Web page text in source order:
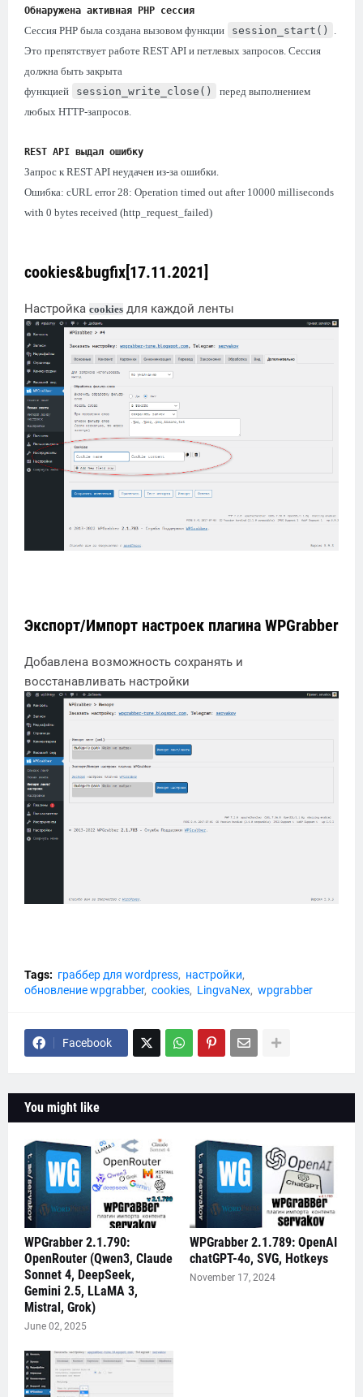
Обнаружена активная PHP сессия
Сессия PHP была создана вызовом функции session_start()
.
Это препятствует работе REST API и петлевых запросов. Сессия
должна быть закрыта
функцией
session_write_close()
перед выполнением
любых HTTP-запросов.
REST API выдал ошибку
Запрос к REST API неудачен из-за ошибки.
Ошибка: cURL error 28: Operation timed out after 10000 milliseconds
with 0 bytes received (http_request_failed)
cookies&bugfix[17.11.2021]
Настройка cookies для каждой ленты
Экспорт/Импорт настроек плагина WPGrabber
Добавлена возможность сохранять и
восстанавливать настройки
Tags: граббер для wordpress
настройки
обновление wpgrabber cookies LingvaNex wpgrabber
Facebook
You might like
WPGrabber 2.1.790:
OpenRouter (Qwen3, Claude
Sonnet 4, DeepSeek,
Gemini 2.5, LLaMA 3,
Mistral, Grok)
June 02, 2025
WPGrabber 2.1.789: OpenAI
chatGPT-4o, SVG, Hotkeys
November 17, 2024